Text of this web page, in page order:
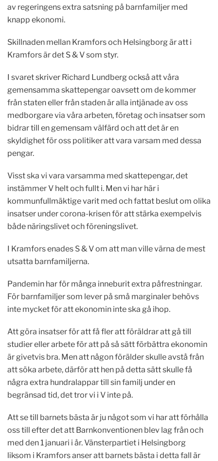
av regeringens extra satsning på barnfamiljer med
knapp ekonomi.
Skillnaden mellan Kramfors och Helsingborg är att i
Kramfors är det S & V som styr.
I svaret skriver Richard Lundberg också att våra
gemensamma skattepengar oavsett om de kommer
från staten eller från staden är alla intjänade av oss
medborgare via våra arbeten, företag och insatser som
bidrar till en gemensam välfärd och att det är en
skyldighet för oss politiker att vara varsam med dessa
pengar.
Visst ska vi vara varsamma med skattepengar, det
instämmer V helt och fullt i. Men vi har här i
kommunfullmäktige varit med och fattat beslut om olika
insatser under corona-krisen för att stärka exempelvis
både näringslivet och föreningslivet.
I Kramfors enades S & V om att man ville värna de mest
utsatta barnfamiljerna.
Pandemin har för många inneburit extra påfrestningar.
För barnfamiljer som lever på små marginaler behövs
inte mycket för att ekonomin inte ska gå ihop.
Att göra insatser för att få fler att föräldrar att gå till
studier eller arbete för att på så sätt förbättra ekonomin
är givetvis bra. Men att någon förälder skulle avstå från
att söka arbete, därför att hen på detta sätt skulle få
några extra hundralappar till sin familj under en
begränsad tid, det tror vi i V inte på.
Att se till barnets bästa är ju något som vi har att förhålla
oss till efter det att Barnkonventionen blev lag från och
med den 1 januari i år. Vänsterpartiet i Helsingborg
liksom i Kramfors anser att barnets bästa i detta fall är